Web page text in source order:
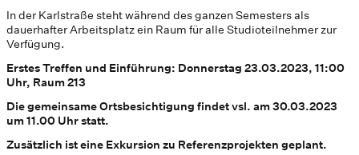
In der Karlstraße steht während des ganzen Semesters als
dauerhafter Arbeitsplatz ein Raum für alle Studioteilnehmer zur
Verfügung.
Erstes Treffen und Einführung: Donnerstag 23.03.2023, 11:00
Uhr, Raum 213
Die gemeinsame Ortsbesichtigung findet vsl. am 30.03.2023
um 11.00 Uhr statt.
Zusätzlich ist eine Exkursion zu Referenzprojekten geplant.